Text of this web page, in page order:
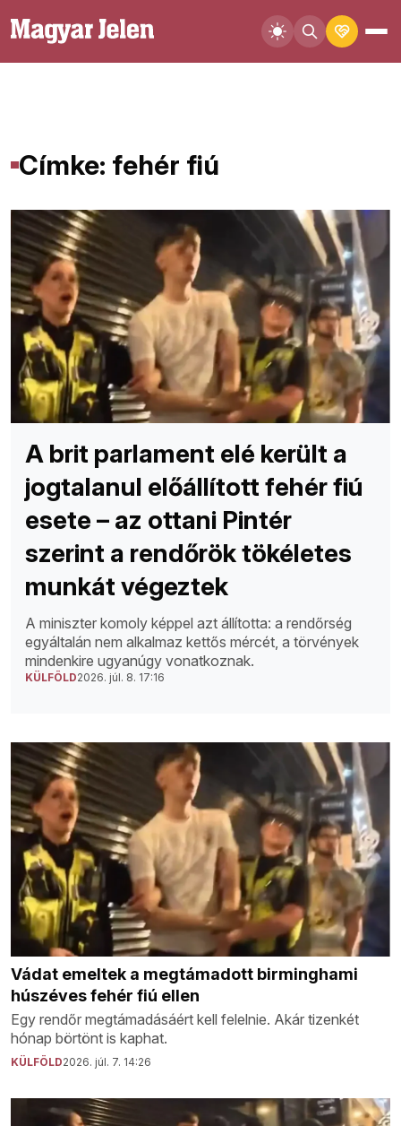
Címke: fehér fiú
A brit parlament elé került a
jogtalanul előállított fehér fiú
esete – az ottani Pintér
szerint a rendőrök tökéletes
munkát végeztek
A miniszter komoly képpel azt állította: a rendőrség
egyáltalán nem alkalmaz kettős mércét, a törvények
mindenkire ugyanúgy vonatkoznak.
KÜLFÖLD2026. júl. 8. 17:16
Vádat emeltek a megtámadott birminghami
húszéves fehér fiú ellen
Egy rendőr megtámadásáért kell felelnie. Akár tizenkét
hónap börtönt is kaphat.
KÜLFÖLD2026. júl. 7. 14:26